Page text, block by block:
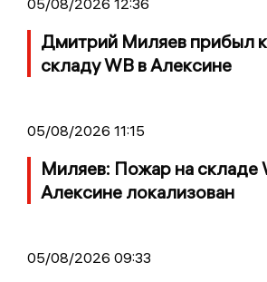
Дмитрий Миляев прибыл
складу WB в Алексине
05/08/2026 11:15
Миляев: Пожар на складе
Алексине локализован
05/08/2026 09:33